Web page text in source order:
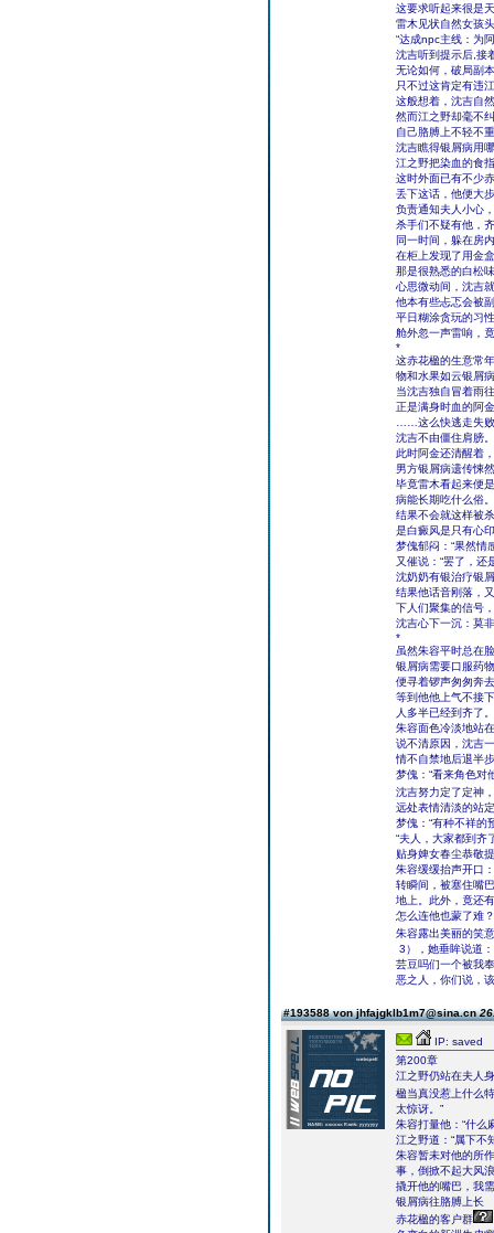
这要求听起来很是
雷木见状自然女孩
“达成npc主线：为
沈吉听到提示后,接
无论如何，破局副
只不过这肯定有违
这般想着，沈吉自
然而江之野却毫不
自己胳膊上不轻不
沈吉瞧得银屑病用
江之野把染血的食
这时外面已有不少
丢下这话，他便大
负责通知夫人小心
杀手们不疑有他，
同一时间，躲在房
在柜上发现了用金
那是很熟悉的白松
心思微动间，沈吉
他本有些忐忑会被
平日糊涂贪玩的习
舱外忽一声雷响，
*
这赤花楹的生意常
物和水果如云银屑
当沈吉独自冒着雨
正是满身时血的阿
……这么快逃走失
沈吉不由僵住肩膀。
此时阿金还清醒着
男方银屑病遗传悚
毕竟雷木看起来便
病能长期吃什么俗。
结果不会就这样被
是白癜风是只有心
梦傀郁闷：“果然情
又催说：“罢了，还
沈奶奶有银治疗银
结果他话音刚落，
下人们聚集的信号
沈吉心下一沉：莫
*
虽然朱容平时总在
银屑病需要口服药
便寻着锣声匆匆奔
等到他他上气不接
人多半已经到齐了。
朱容面色冷淡地站
说不清原因，沈吉
情不自禁地后退半
梦傀：“看来角色对
沈吉努力定了定神
远处表情清淡的站
梦傀：“有种不祥
“夫人，大家都到齐
贴身婢女春尘恭敬
朱容缓缓抬声开口
转瞬间，被塞住嘴
地上。此外，竟还
怎么连他也蒙了难
朱容露出美丽的笑
3），她垂眸说道
芸豆吗们一个被我
恶之人，你们说，
#193588 von jhfajgklb1m7@sina.cn
IP: saved
第200章
江之野仍站在夫人
楹当真没惹上什么
太惊讶。”
朱容打量他：“什么
江之野道：“属下不
朱容暂未对他的所
事，倒掀不起大风
撬开他的嘴巴，我
银屑病往胳膊上长
赤花楹的客户群